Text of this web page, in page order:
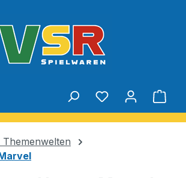
Du hast 0
Themenwelten